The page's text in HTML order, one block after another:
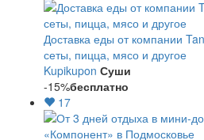
Доставка еды от компании
сеты, пицца, мясо и другое
Kupikupon Суши
-15%бесплатно
17